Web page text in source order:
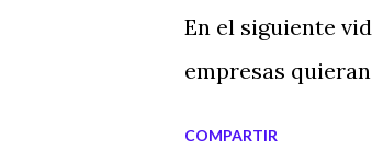
En el siguiente
empresas
COMPARTIR